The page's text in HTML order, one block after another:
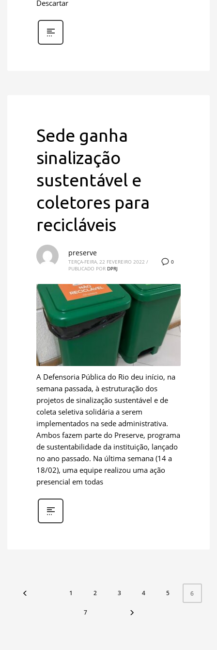
Descartar
Sede ganha
sinalização
sustentável e
coletores para
recicláveis
0
preserve
TERÇA-FEIRA, 22 FEVEREIRO 2022 /
PUBLICADO POR DPRJ
A Defensoria Pública do Rio deu início, na
semana passada, à estruturação dos
projetos de sinalização sustentável e de
coleta seletiva solidária a serem
implementados na sede administrativa.
Ambos fazem parte do Preserve, programa
de sustentabilidade da instituição, lançado
no ano passado. Na última semana (14 a
18/02), uma equipe realizou uma ação
presencial em todas
1 2 3 4 5 6
7